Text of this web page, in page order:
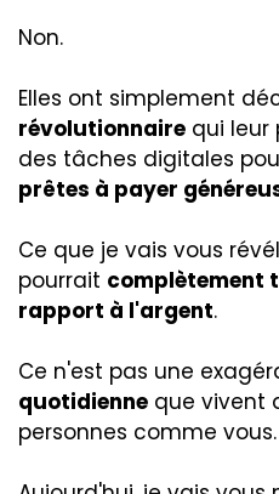
Non.
Elles ont simplement
révolutionnaire qui
des tâches digitales
prêtes à payer
Ce que je vais vous
pourrait complètement
rapport à l'argent.
Ce n'est pas une
quotidienne que vivent
personnes comme vous.